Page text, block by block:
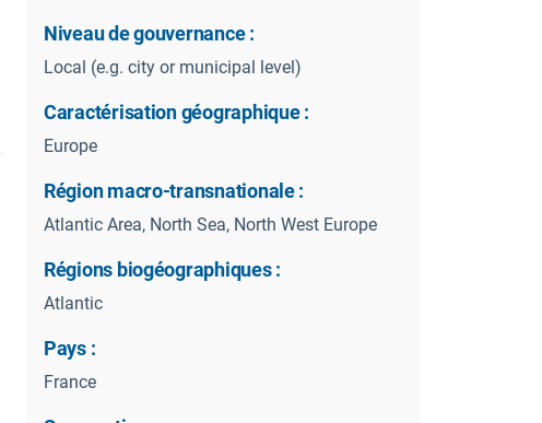
Niveau de gouvernance :
Local (e.g. city or municipal level)
Caractérisation géographique :
Europe
Région macro-transnationale :
Atlantic Area, North Sea, North West Europe
Régions biogéographiques :
Atlantic
Pays :
France